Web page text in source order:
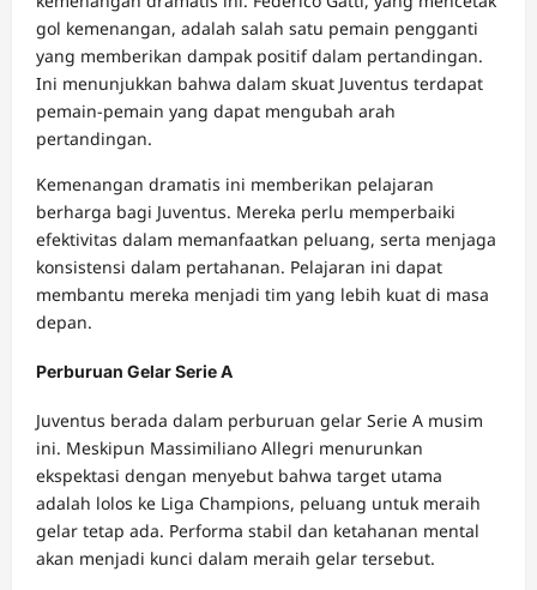
gol kemenangan, adalah salah satu pemain pengganti
yang memberikan dampak positif dalam pertandingan.
Ini menunjukkan bahwa dalam skuat Juventus terdapat
pemain-pemain yang dapat mengubah arah
pertandingan.
Kemenangan dramatis ini memberikan pelajaran
berharga bagi Juventus. Mereka perlu memperbaiki
efektivitas dalam memanfaatkan peluang, serta menjaga
konsistensi dalam pertahanan. Pelajaran ini dapat
membantu mereka menjadi tim yang lebih kuat di masa
depan.
Perburuan Gelar Serie A
Juventus berada dalam perburuan gelar Serie A musim
ini. Meskipun Massimiliano Allegri menurunkan
ekspektasi dengan menyebut bahwa target utama
adalah lolos ke Liga Champions, peluang untuk meraih
gelar tetap ada. Performa stabil dan ketahanan mental
akan menjadi kunci dalam meraih gelar tersebut.